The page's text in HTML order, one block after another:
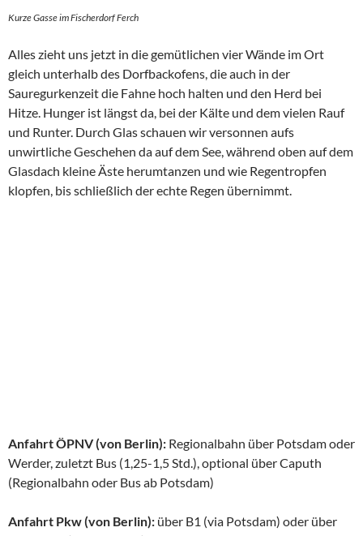
Kurze Gasse im Fischerdorf Ferch
Alles zieht uns jetzt in die gemütlichen vier Wände im Ort
gleich unterhalb des Dorfbackofens, die auch in der
Sauregurkenzeit die Fahne hoch halten und den Herd bei
Hitze. Hunger ist längst da, bei der Kälte und dem vielen Rauf
und Runter. Durch Glas schauen wir versonnen aufs
unwirtliche Geschehen da auf dem See, während oben auf dem
Glasdach kleine Äste herumtanzen und wie Regentropfen
klopfen, bis schließlich der echte Regen übernimmt.
Anfahrt ÖPNV (von Berlin): Regionalbahn über Potsdam oder
Werder, zuletzt Bus (1,25-1,5 Std.), optional über Caputh
(Regionalbahn oder Bus ab Potsdam)
Anfahrt Pkw (von Berlin): über B1 (via Potsdam) oder über